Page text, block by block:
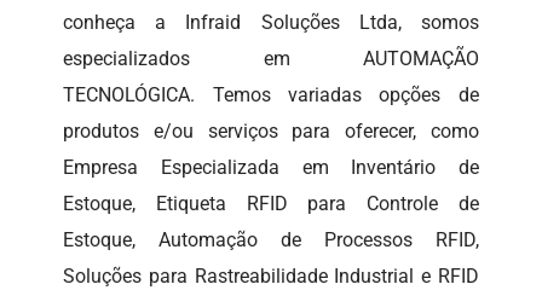
conheça a Infraid Soluções Ltda, somos
especializados em AUTOMAÇÃO
TECNOLÓGICA. Temos variadas opções de
produtos e/ou serviços para oferecer, como
Empresa Especializada em Inventário de
Estoque, Etiqueta RFID para Controle de
Estoque, Automação de Processos RFID,
Soluções para Rastreabilidade Industrial e RFID